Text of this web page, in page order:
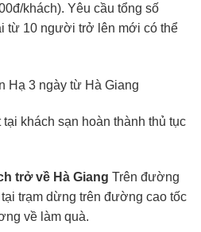
khách). Yêu cầu tổng số
từ 10 người trở lên mới có thể
khách sạn hoàn thành thủ tục
trở về Hà Giang Trên đường
trạm dừng trên đường cao tốc
về làm quà.